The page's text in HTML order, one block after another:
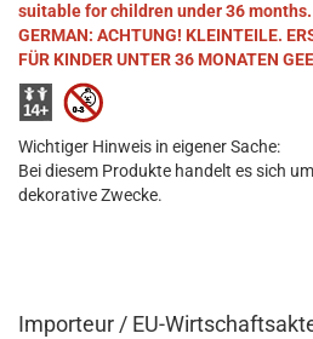
suitable for children under 36 months.
GERMAN: ACHTUNG! KLEINTEILE.
FÜR KINDER UNTER 36 MONATEN
Wichtiger Hinweis in eigener Sache:
Bei diesem Produkte handelt es sich
dekorative Zwecke.
Importeur / EU-